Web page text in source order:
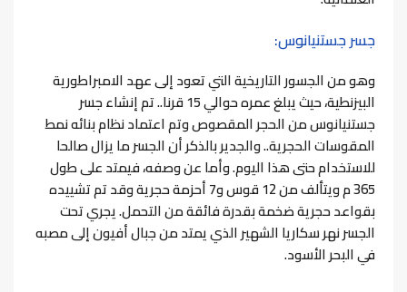
جسر جستنيانوس:
وهو من الجسور التاريخية التي تعود إلى عهد الامبراطورية
البيزنطية، حيث يبلغ عمره حوالي 15 قرنا..
تم إنشاء جسر
جستنيانوس من الحجر المقصوص وتم اعتماد نظام بنائه نمط
المقوسات الحجرية.. والجدير بالذكر أن الجسر ما يزال صالحا
للاستخدام حتى هذا اليوم.وأما عن وصفه، فيمتد على طول
365 م ويتألف من 12 قوس و7 أحزمة حجرية وقد تم تشييده
بقواعد حجرية ضخمة بقدرة فائقة من التحمل.يجري تحت
الجسر نهر سكاريا الشهير الذي يمتد من جبال أفيون إلى مصبه
في البحر الأسود.